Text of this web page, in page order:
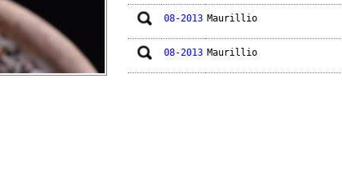
08-2013 Maurillio
08-2013 Maurillio